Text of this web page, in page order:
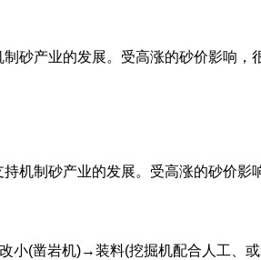
砂产业的发展。受高涨的砂价影响，
制砂产业的发展。受高涨的砂价影
(凿岩机)→装料(挖掘机配合人工、